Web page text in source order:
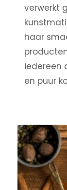
verwerkt
haar
iedereen
en puur